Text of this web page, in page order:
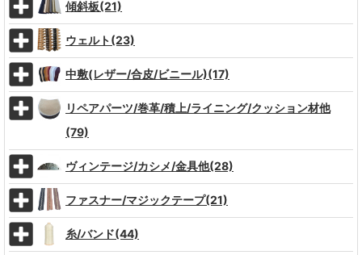
傾斜板(21)
ウェルト(23)
中敷(レザー/合皮/ビニール)(17)
リペアパーツ/巻革/積上/ライニング/クッション材他
(79)
ヴィンテージ/カシメ/金具他(28)
ファスナー/マジックテープ(21)
糸/バンド(44)